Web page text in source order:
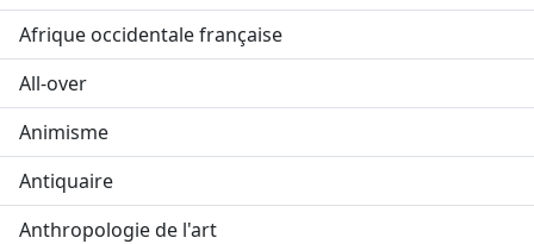
Afrique occidentale française
All-over
Animisme
Antiquaire
Anthropologie de l'art